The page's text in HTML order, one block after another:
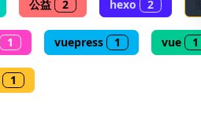
公益 2 hexo 2
1 vuepress 1 vue 1
1